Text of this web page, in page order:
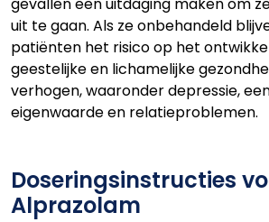
uit te gaan. Als ze onbehandeld
patiënten het risico op het
geestelijke en lichamelijke
verhogen, waaronder depressie,
eigenwaarde en relatieproblemen.
Doseringsinstructies
Alprazolam